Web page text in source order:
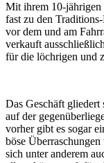
Mit ihrem 10-jährigen
fast zu den
vor dem und am
verkauft
für die löchrigen und
Das Geschäft gliedert
auf der
vorher gibt es sogar
böse
sich unter anderem